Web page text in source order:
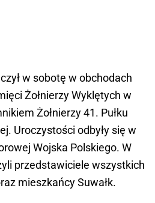
w sobotę w obchodach
Żołnierzy Wyklętych w
Żołnierzy 41. Pułku
Uroczystości odbyły się w
Wojska Polskiego. W
przedstawiciele wszystkich
mieszkańcy Suwałk.